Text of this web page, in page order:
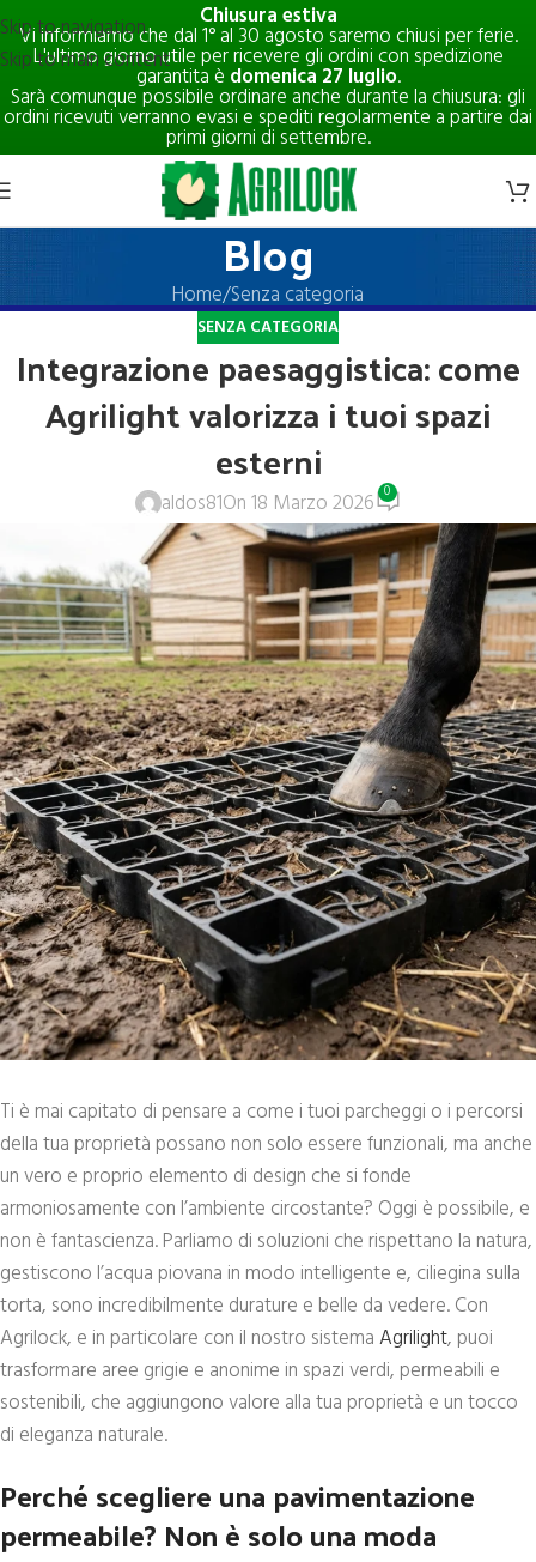
Chiusura estiva
Vi informiamo che dal 1° al 30 agosto saremo chiusi per ferie.
L'ultimo giorno utile per ricevere gli ordini con spedizione
garantita è domenica 27 luglio.
Sarà comunque possibile ordinare anche durante la chiusura: gli
ordini ricevuti verranno evasi e spediti regolarmente a partire dai
primi giorni di settembre.
Skip to navigation
Skip to main content
Blog
Home Senza categoria
SENZA CATEGORIA
Integrazione paesaggistica: come
Agrilight valorizza i tuoi spazi
esterni
aldos81On 18 Marzo 2026 0
Ti è mai capitato di pensare a come i tuoi parcheggi o i percorsi
della tua proprietà possano non solo essere funzionali, ma anche
un vero e proprio elemento di design che si fonde
armoniosamente con l’ambiente circostante? Oggi è possibile, e
non è fantascienza. Parliamo di soluzioni che rispettano la natura,
gestiscono l’acqua piovana in modo intelligente e, ciliegina sulla
torta, sono incredibilmente durature e belle da vedere. Con
Agrilock, e in particolare con il nostro sistemaAgrilight, puoi
trasformare aree grigie e anonime in spazi verdi, permeabili e
sostenibili, che aggiungono valore alla tua proprietà e un tocco
di eleganza naturale.
Perché scegliere una pavimentazione
permeabile? Non è solo una moda